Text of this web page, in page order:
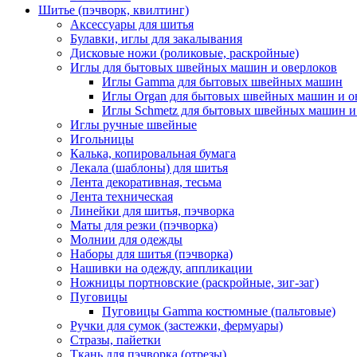
Шитье (пэчворк, квилтинг)
Аксессуары для шитья
Булавки, иглы для закалывания
Дисковые ножи (роликовые, раскройные)
Иглы для бытовых швейных машин и оверлоков
Иглы Gamma для бытовых швейных машин
Иглы Organ для бытовых швейных машин и
Иглы Schmetz для бытовых швейных машин и
Иглы ручные швейные
Игольницы
Калька, копировальная бумага
Лекала (шаблоны) для шитья
Лента декоративная, тесьма
Лента техническая
Линейки для шитья, пэчворка
Маты для резки (пэчворка)
Молнии для одежды
Наборы для шитья (пэчворка)
Нашивки на одежду, аппликации
Ножницы портновские (раскройные, зиг-заг)
Пуговицы
Пуговицы Gamma костюмные (пальтовые)
Ручки для сумок (застежки, фермуары)
Стразы, пайетки
Ткань для пэчворка (отрезы)